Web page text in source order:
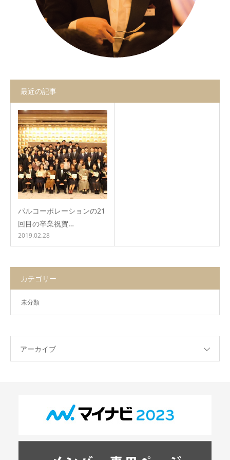
最近の記事
パルコーポレーションの21
回目の卒業祝賀…
2019.02.28
カテゴリー
未分類
アーカイブ